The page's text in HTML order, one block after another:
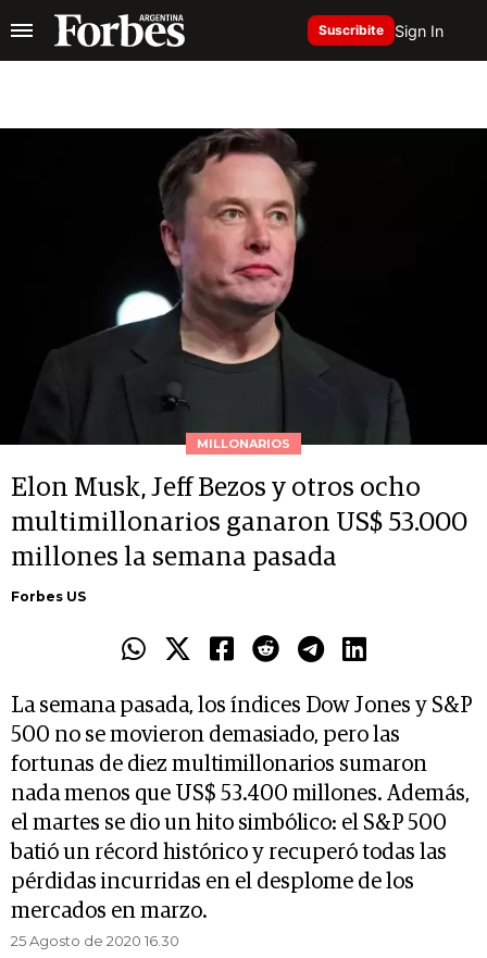
Suscribite Sign In
MILLONARIOS
Elon Musk, Jeff Bezos y otros ocho
multimillonarios ganaron US$ 53.000
millones la semana pasada
Forbes US
La semana pasada, los índices Dow Jones y S&P
500 no se movieron demasiado, pero las
fortunas de diez multimillonarios sumaron
nada menos que US$ 53.400 millones. Además,
el martes se dio un hito simbólico: el S&P 500
batió un récord histórico y recuperó todas las
pérdidas incurridas en el desplome de los
mercados en marzo.
25 Agosto de 2020 16.30